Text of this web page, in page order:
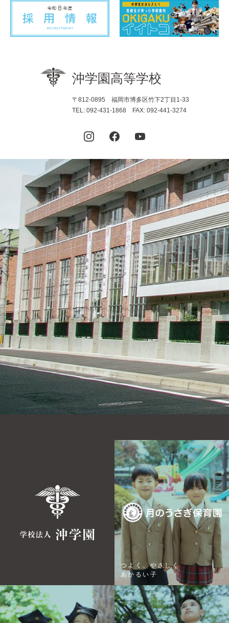
〒812-0895 福岡市博多区竹下2丁目1-33
TEL: 092-431-1868 FAX: 092-441-3274
つよく、やさしく
あかるい子